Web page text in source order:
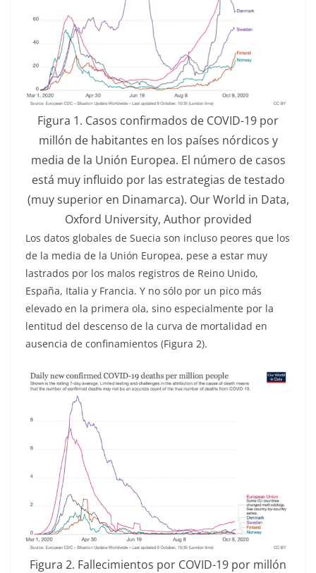
Figura 1. Casos confirmados de COVID-19 por
millón de habitantes en los países nórdicos y
media de la Unión Europea. El número de casos
está muy influido por las estrategias de testado
(muy superior en Dinamarca). Our World in Data,
Oxford University, Author provided
Los datos globales de Suecia son incluso peores que los
de la media de la Unión Europea, pese a estar muy
lastrados por los malos registros de Reino Unido,
España, Italia y Francia. Y no sólo por un pico más
elevado en la primera ola, sino especialmente por la
lentitud del descenso de la curva de mortalidad en
ausencia de confinamientos (Figura 2).
Figura 2. Fallecimientos por COVID-19 por millón